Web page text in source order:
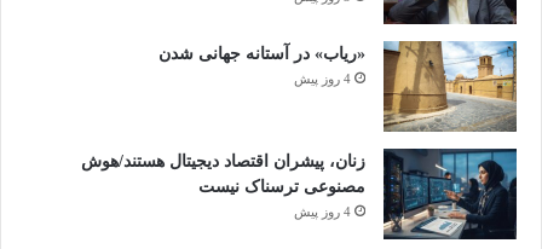
«ریاب» در آستانه جهانی شدن
4 روز پیش
زنان، پیشران اقتصاد دیجیتال هستند/هوش
مصنوعی ترسناک نیست
4 روز پیش